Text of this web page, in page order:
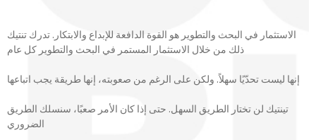
الاستثمار في البحث والتطوير هو القوة الدافعة للإبداع والابتكار. تدرك تنتيك
ذلك من خلال الاستثمار المستمر في البحث والتطوير كل عام
إنها ليست تحدّيًا سهلاً. ولكن على الرغم من صعوبته، إنها طريقة يجب اتباعها
تينتيك لن تختار الطريق السهل. حتى إذا كان الأمر صعبًا، سنسلك الطريق
الضروري